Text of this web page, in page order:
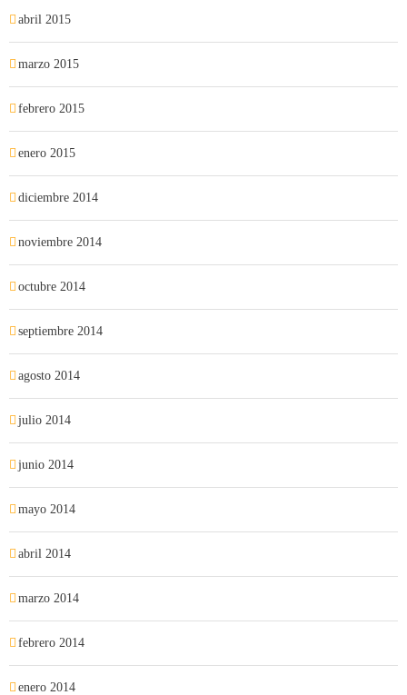
abril 2015
marzo 2015
febrero 2015
enero 2015
diciembre 2014
noviembre 2014
octubre 2014
septiembre 2014
agosto 2014
julio 2014
junio 2014
mayo 2014
abril 2014
marzo 2014
febrero 2014
enero 2014